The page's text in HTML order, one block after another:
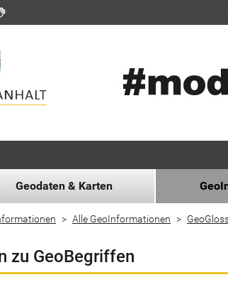
Geodaten & Karten
Alle GeoInformationen
zu GeoBegriffen